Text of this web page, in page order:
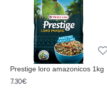
Prestige loro amazonicos 1kg
7.30€